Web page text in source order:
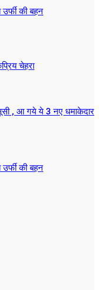
उर्फी की बहन
चेहरा
, आ गये ये 3 नए धमाकेदार
उर्फी की बहन